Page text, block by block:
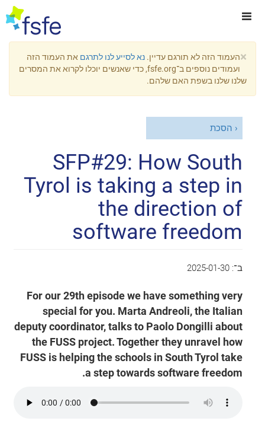
×העמוד הזה לא תורגם עדיין. נא לסייע לנו לתרגם את העמוד הזה
ועמודים נוספים ב־fsfe.org, כדי שאנשים יוכלו לקרוא את המסרים
שלנו שלנו בשפת האם שלהם.
הסכת
SFP#29: How South
Tyrol is taking a step in
the direction of
software freedom
ב־:2025-01-30
For our 29th episode we have something very
special for you. Marta Andreoli, the Italian
deputy coordinator, talks to Paolo Dongilli about
the FUSS project. Together they unravel how
FUSS is helping the schools in South Tyrol take
a step towards software freedom.